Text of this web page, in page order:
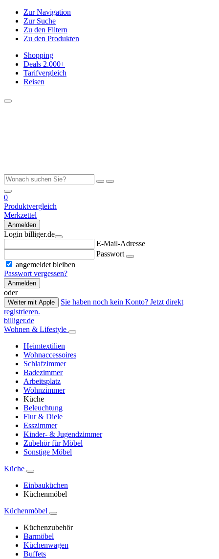
Zur Navigation
Zur Suche
Zu den Filtern
Zu den Produkten
Shopping
Deals 2.000+
Tarifvergleich
Reisen
0
Produktvergleich
Merkzettel
Anmelden
Login billiger.de
E-Mail-Adresse
Passwort
angemeldet bleiben
Passwort vergessen?
Anmelden
oder
Weiter mit Apple
Sie haben noch kein Konto? Jetzt direkt
registrieren.
billiger.de
Wohnen & Lifestyle
Heimtextilien
Wohnaccessoires
Schlafzimmer
Badezimmer
Arbeitsplatz
Wohnzimmer
Küche
Beleuchtung
Flur & Diele
Esszimmer
Kinder- & Jugendzimmer
Zubehör für Möbel
Sonstige Möbel
Küche
Einbauküchen
Küchenmöbel
Küchenmöbel
Küchenzubehör
Barmöbel
Küchenwagen
Buffets